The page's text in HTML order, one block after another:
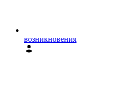
возникновения